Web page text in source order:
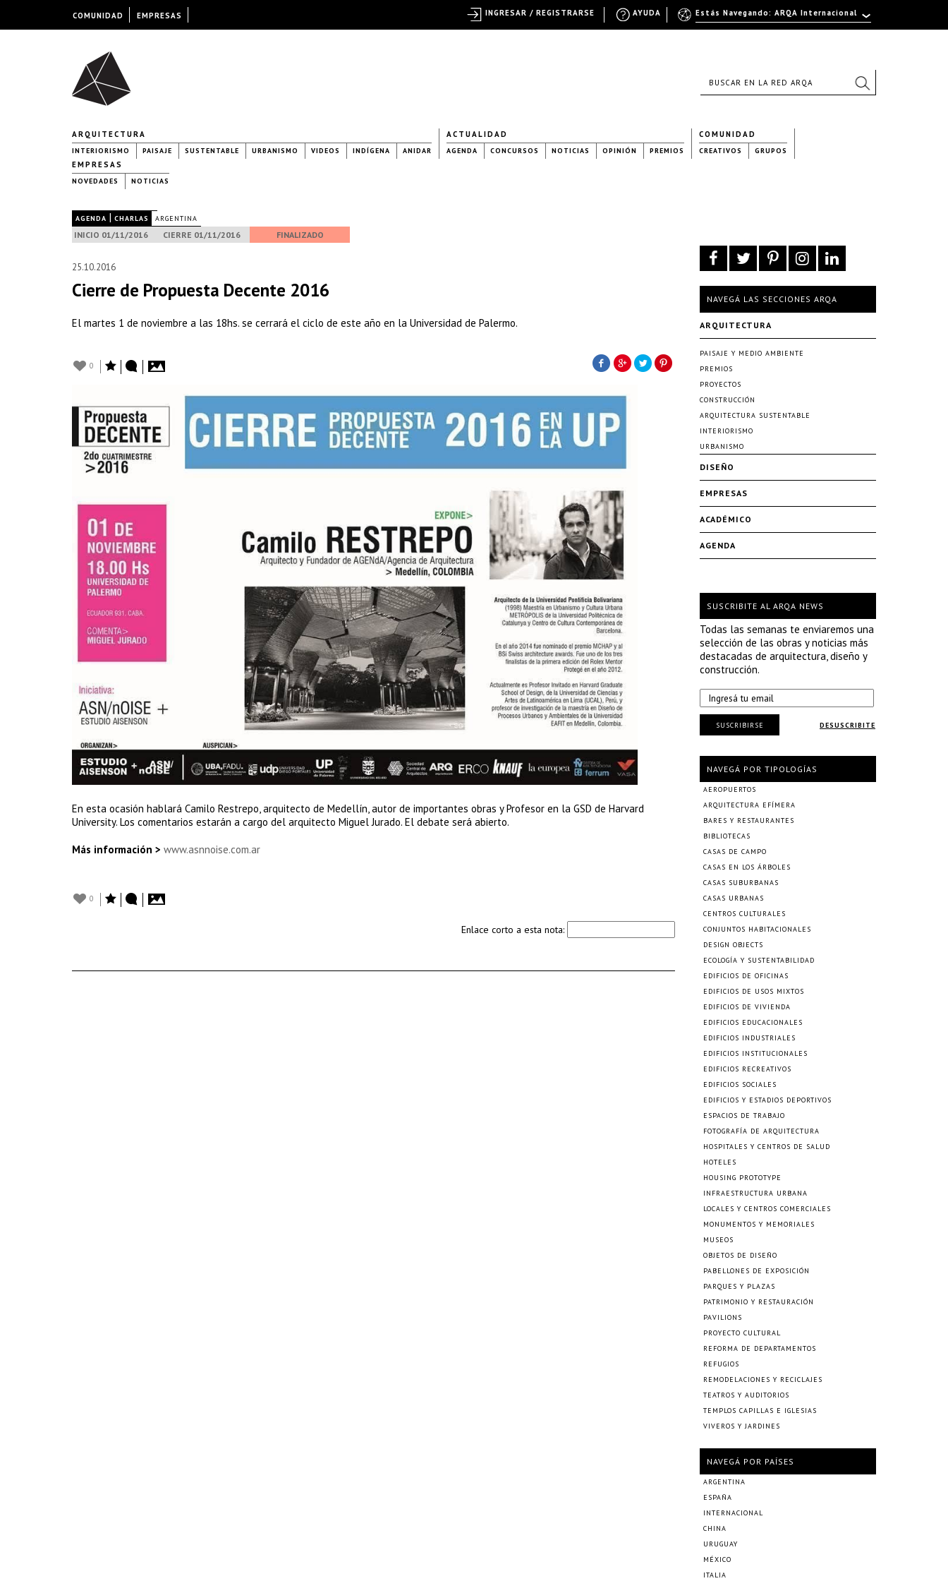
ARQUITECTURA
INTERIORISMO PAISAJE SUSTENTABLE URBANISMO VIDEOS INDÍGENA ANIDAR
ACTUALIDAD
AGENDA CONCURSOS NOTICIAS OPINIÓN PREMIOS
COMUNIDAD
CREATIVOS GRUPOS
EMPRESAS
NOVEDADES NOTICIAS
AGENDA | CHARLAS ARGENTINA
INICIO 01/11/2016 CIERRE 01/11/2016 FINALIZADO
25.10.2016
Cierre de Propuesta Decente 2016
El martes 1 de noviembre a las 18hs. se cerrará el ciclo de este año en la Universidad de Palermo.
0
En esta ocasión hablará Camilo Restrepo, arquitecto de Medellín, autor de importantes obras y Profesor en la GSD de Harvard
University. Los comentarios estarán a cargo del arquitecto Miguel Jurado. El debate será abierto.
Más información > www.asnnoise.com.ar
0
Enlace corto a esta nota:
NAVEGÁ LAS SECCIONES ARQA
ARQUITECTURA
PAISAJE Y MEDIO AMBIENTE
PREMIOS
PROYECTOS
CONSTRUCCIÓN
ARQUITECTURA SUSTENTABLE
INTERIORISMO
URBANISMO
DISEÑO
EMPRESAS
ACADÉMICO
AGENDA
SUSCRIBITE AL ARQA NEWS
Todas las semanas te enviaremos una
selección de las obras y noticias más
destacadas de arquitectura, diseño y
construcción.
DESUSCRIBITE
SUSCRIBIRSE
NAVEGÁ POR TIPOLOGÍAS
AEROPUERTOS
ARQUITECTURA EFÍMERA
BARES Y RESTAURANTES
BIBLIOTECAS
CASAS DE CAMPO
CASAS EN LOS ÁRBOLES
CASAS SUBURBANAS
CASAS URBANAS
CENTROS CULTURALES
CONJUNTOS HABITACIONALES
DESIGN OBJECTS
ECOLOGÍA Y SUSTENTABILIDAD
EDIFICIOS DE OFICINAS
EDIFICIOS DE USOS MIXTOS
EDIFICIOS DE VIVIENDA
EDIFICIOS EDUCACIONALES
EDIFICIOS INDUSTRIALES
EDIFICIOS INSTITUCIONALES
EDIFICIOS RECREATIVOS
EDIFICIOS SOCIALES
EDIFICIOS Y ESTADIOS DEPORTIVOS
ESPACIOS DE TRABAJO
FOTOGRAFÍA DE ARQUITECTURA
HOSPITALES Y CENTROS DE SALUD
HOTELES
HOUSING PROTOTYPE
INFRAESTRUCTURA URBANA
LOCALES Y CENTROS COMERCIALES
MONUMENTOS Y MEMORIALES
MUSEOS
OBJETOS DE DISEÑO
PABELLONES DE EXPOSICIÓN
PARQUES Y PLAZAS
PATRIMONIO Y RESTAURACIÓN
PAVILIONS
PROYECTO CULTURAL
REFORMA DE DEPARTAMENTOS
REFUGIOS
REMODELACIONES Y RECICLAJES
TEATROS Y AUDITORIOS
TEMPLOS CAPILLAS E IGLESIAS
VIVEROS Y JARDINES
NAVEGÁ POR PAÍSES
ARGENTINA
ESPAÑA
INTERNACIONAL
CHINA
URUGUAY
MÉXICO
ITALIA
COMUNIDAD EMPRESAS Estás Navegando: ARQA Internacional
AYUDA
INGRESAR / REGISTRARSE